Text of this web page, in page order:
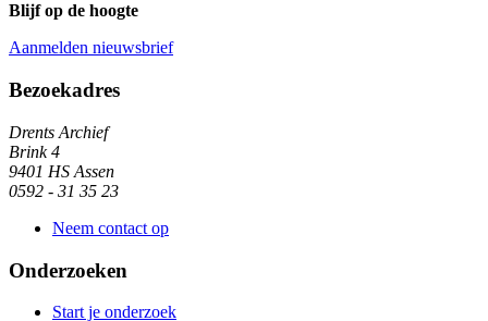
Blijf op de hoogte
Aanmelden nieuwsbrief
Algemene informatie
Bezoekadres
Drents Archief
Brink 4
9401 HS Assen
0592 - 31 35 23
Neem contact op
Onderzoeken
Start je onderzoek